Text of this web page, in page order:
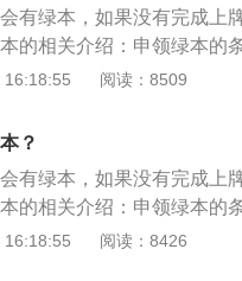
有绿本，如果没有完成上
的相关介绍：申领绿本的
给汽车购买保险，同时将
续之后，可以到当地车管
管，不随车携带。
16:18:55 阅读：8509
？
有绿本，如果没有完成上
的相关介绍：申领绿本的
给汽车购买保险，同时将
16:18:55 阅读：8426